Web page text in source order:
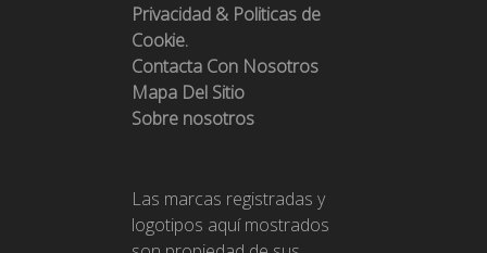
Privacidad & Politicas de
Cookie.
Contacta Con Nosotros
Mapa Del Sitio
Sobre nosotros
Las marcas registradas y
logotipos aquí mostrados